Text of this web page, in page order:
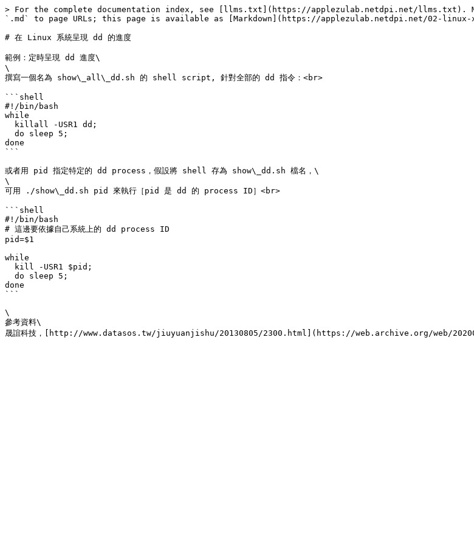
> For the complete documentation index, see [llms.txt](https://applezulab.netdpi.net/llms.txt).
`.md` to page URLs; this page is available as [Markdown](https://applezulab.netdpi.net/02-linux-
# 在 Linux 系統呈現 dd 的進度
範例：定時呈現 dd 進度\
\
撰寫一個名為 show\_all\_dd.sh 的 shell script, 針對全部的 dd 指令：<br>
```shell
#!/bin/bash
while
done
```
或者用 pid 指定特定的 dd process，假設將 shell 存為 show\_dd.sh 檔名，\
\
可用 ./show\_dd.sh pid 來執行［pid 是 dd 的 process ID］<br>
```shell
#!/bin/bash
# 這邊要依據自己系統上的 dd process ID
pid=$1
while
done
```
\
參考資料\